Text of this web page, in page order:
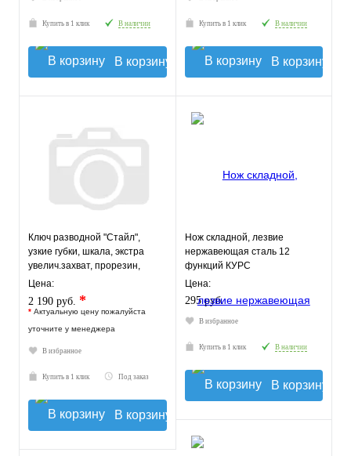
Купить в 1 клик В наличии
В корзину
Купить в 1 клик В наличии
В корзину
Ключ разводной "Стайл",
узкие губки, шкала, экстра
увелич.захват, прорезин,
ручка 300 мм ( 60 мм )
Цена:
2 190 руб. *
* Актуальную цену пожалуйста
уточните у менеджера
В избранное
Купить в 1 клик Под заказ
В корзину
Нож складной, лезвие
нержавеющая сталь 12
функций КУРС
Цена:
295 руб.
В избранное
Купить в 1 клик В наличии
В корзину